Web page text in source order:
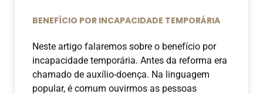
BENEFÍCIO POR INCAPACIDADE TEMPORÁRIA
Neste artigo falaremos sobre o benefício por
incapacidade temporária. Antes da reforma era
chamado de auxílio-doença. Na linguagem
popular, é comum ouvirmos as pessoas